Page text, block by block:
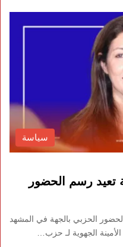
سياسة
تعيد رسم الحضور
الحزبي بالجهة في المشهد
الجهوية لـ حزب…